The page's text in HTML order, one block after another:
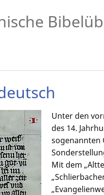
Unter den
des 14.
sogenannten
Mit dem